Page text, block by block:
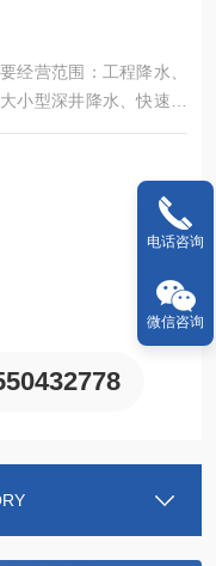
经营范围：工程降水、
小型深井降水、快速钻
岩石井、水利、洗浴中
桩基等，以及地源热泵
、洗浴中心、快速钻井
电话咨询
微信咨询